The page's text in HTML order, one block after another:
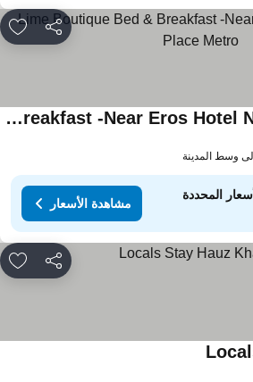
مشاركة
Lime Boutique Bed & Breakfast -Near Eros Hotel Nehru Place Metro
المحددة
مشاهدة الأسعار
مشاركة
مشاهدة الأسعار